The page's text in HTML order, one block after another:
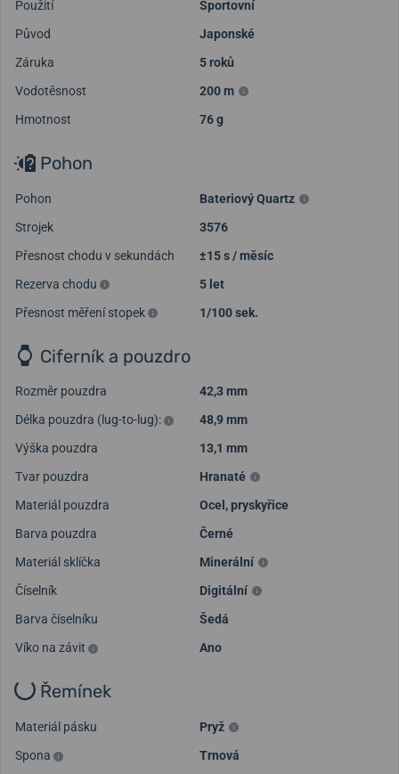
Načíst další videa
Použití
Sportovní
Původ
Japonské
Záruka
5 roků
Vodotěsnost
200 m
Hmotnost
76 g
Pohon
Pohon
Bateriový Quartz
Strojek
3576
Přesnost chodu v sekundách
±15 s / měsíc
Rezerva chodu
5 let
Přesnost měření stopek
1/100 sek.
Ciferník a pouzdro
Rozměr pouzdra
42,3 mm
Délka pouzdra (lug-to-lug):
48,9 mm
Výška pouzdra
13,1 mm
Tvar pouzdra
Hranaté
Materiál pouzdra
Ocel, pryskyřice
Barva pouzdra
Černé
Materiál sklíčka
Minerální
Číselník
Digitální
Barva číselníku
Šedá
Víko na závit
Ano
Řemínek
Materiál pásku
Pryž
Spona
Trnová